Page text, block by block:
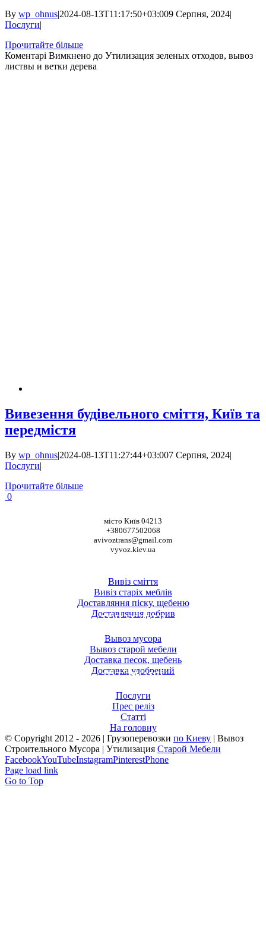
By wp_ohnus|2024-08-13T11:17:50+03:009 Серпня, 2024|
Послуги|
Прочитайте більше
Коментарі Вимкнено до Утилизация зеленых отходов, вывоз
листвы и ветки дерева
Вивезення будівельного сміття, Київ та
передмістя
By wp_ohnus|2024-08-13T11:27:44+03:007 Серпня, 2024|
Послуги|
Прочитайте більше
0
місто Київ 04213
+380677502068
avivoztrans@gmail.com
vyvoz.kiev.ua
Вивіз сміття
Вивіз старіх меблів
Доставляння піску, щебеню
Доставляння добрив
ТОП УСЛУГИ
Вывоз мусора
Вывоз старой мебели
Доставка песок, щебень
Доставка удобрений
ПУБЛІКАЦІЇ
Послуги
Прес реліз
Статті
На головну
© Copyright 2012 - 2026 | Грузоперевозки по Киеву | Вывоз
Строительного Мусора | Утилизация Старой Мебели
FacebookYouTubeInstagramPinterestPhone
Page load link
Go to Top